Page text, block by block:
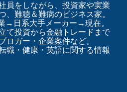
員をしながら、投資家や実業
、難聴＆難病のビジネス家。
→日系大手メーカー→現在。
て投資から金融トレードまで
ロガー・企業案件など。
職・健康・英語に関する情報